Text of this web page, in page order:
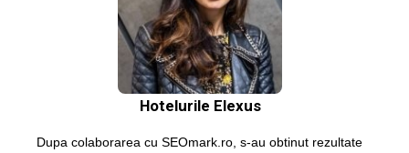
Hotelurile Elexus
Dupa colaborarea cu SEOmark.ro, s-au obtinut rezultate